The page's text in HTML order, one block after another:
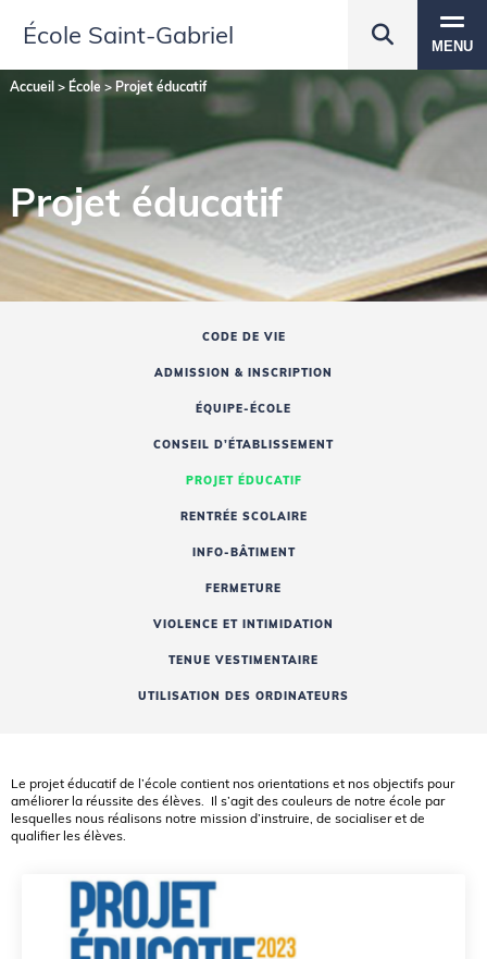
École Saint‑Gabriel MENU
Accueil> École > Projet éducatif
Projet éducatif
CODE DE VIE
ADMISSION & INSCRIPTION
ÉQUIPE-ÉCOLE
CONSEIL D’ÉTABLISSEMENT
PROJET ÉDUCATIF
RENTRÉE SCOLAIRE
INFO-BÂTIMENT
FERMETURE
VIOLENCE ET INTIMIDATION
TENUE VESTIMENTAIRE
UTILISATION DES ORDINATEURS
Le projet éducatif de l’école contient nos orientations et nos objectifs pour
améliorer la réussite des élèves. Il s’agit des couleurs de notre école par
lesquelles nous réalisons notre mission d’instruire, de socialiser et de
qualifier les élèves.